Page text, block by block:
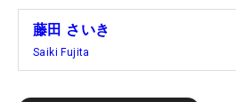
藤田 さいき
Saiki Fujita